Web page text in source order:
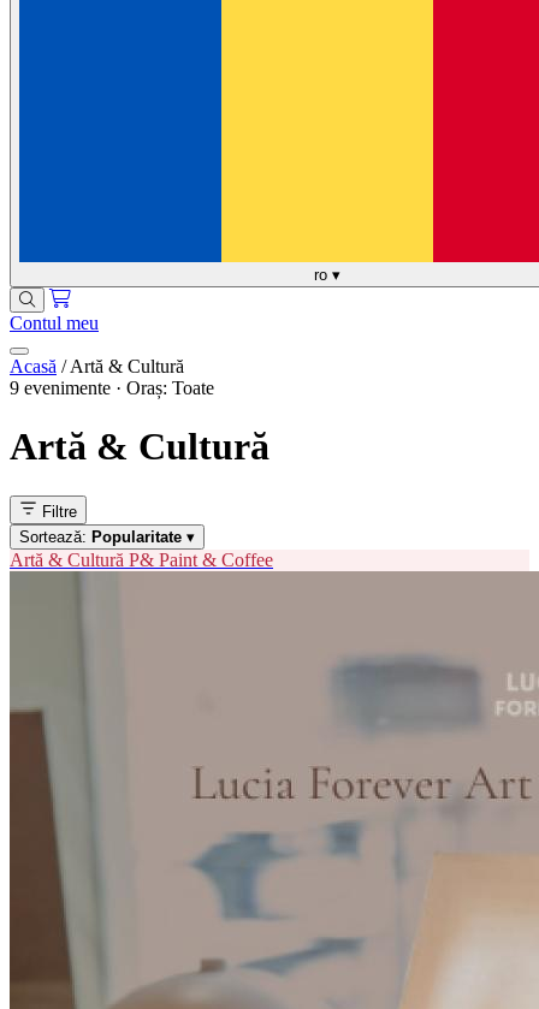
ro ▾
Contul meu
Acasă / Artă & Cultură
9 evenimente · Oraș: Toate
Artă & Cultură
Filtre
Sortează: Popularitate ▾
Artă & Cultură P& Paint & Coffee